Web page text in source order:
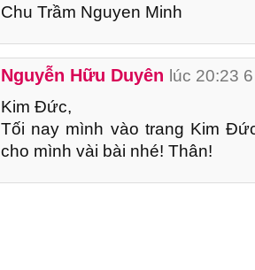
Chu Trầm Nguyen Minh
Nguyễn Hữu Duyên lúc 20:23
Kim Đức,
Tối nay mình vào trang Kim
cho mình vài bài nhé! Thân!